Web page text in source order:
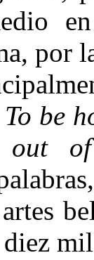
por
To be
diez